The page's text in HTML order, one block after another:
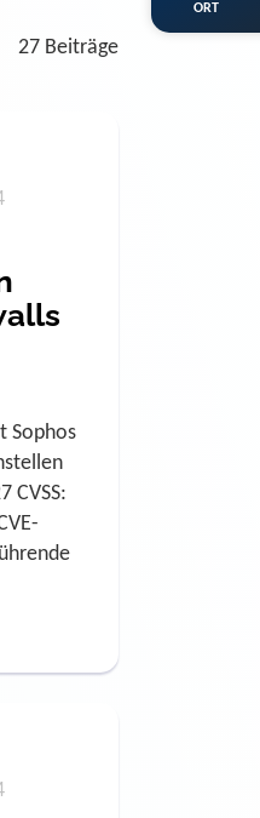
27 Beiträge
Sophos
CVSS:
ORT